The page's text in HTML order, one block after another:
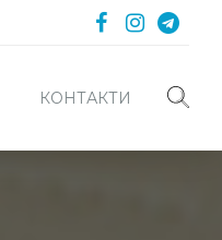
КОНТАКТИ